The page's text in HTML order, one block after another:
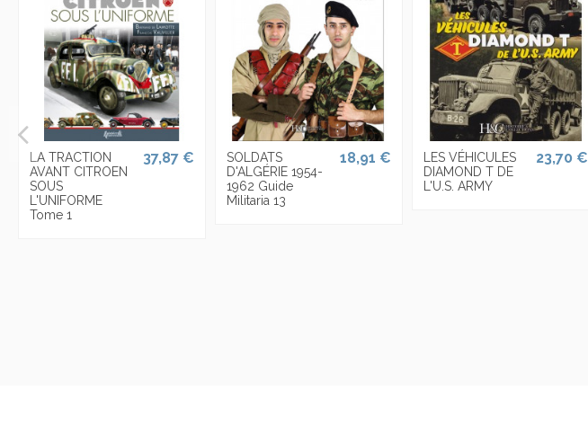
LA TRACTION
AVANT CITROEN
SOUS
L'UNIFORME
Tome 1
37,87 €
SOLDATS
D'ALGÉRIE 1954-
1962 Guide
Militaria 13
18,91 €
LES VÉHICULES
DIAMOND T DE
L'U.S. ARMY
23,70 €